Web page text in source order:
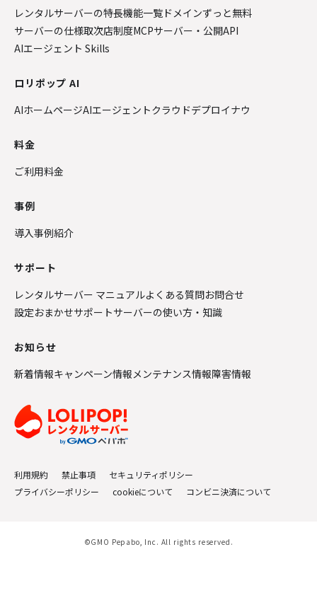
レンタルサーバーの特長機能一覧 ドメインずっと無料
サーバーの仕様取次店制度MCPサーバー・公開API
AIエージェント Skills
ロリポップ AI
AIホームページAIエージェントクラウドデプロイナウ
料金
ご利用料金
事例
導入事例紹介
サポート
レンタルサーバー マニュアルよくある質問お問合せ
設定おまかせサポートサーバーの使い方・知識
お知らせ
新着情報キャンペーン情報メンテナンス情報障害情報
利用規約 禁止事項
セキュリティポリシー
プライバシーポリシー
cookieについて コンビニ決済について
©GMO Pepabo, Inc. All rights reserved.